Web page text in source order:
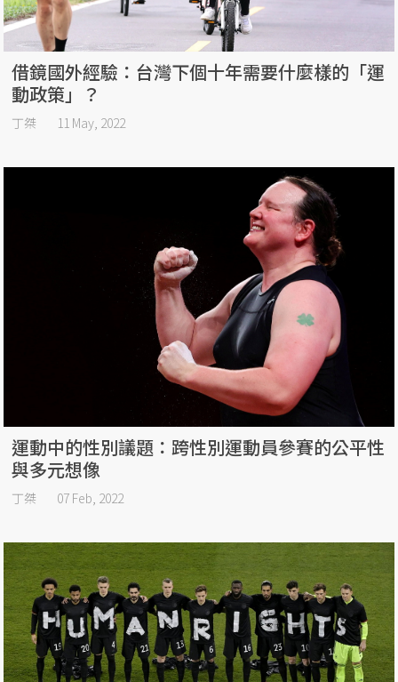
借鏡國外經驗：台灣下個十年需要什麼樣的「運
動政策」？
丁桀 11 May, 2022
運動中的性別議題：跨性別運動員參賽的公平性
與多元想像
丁桀 07 Feb, 2022